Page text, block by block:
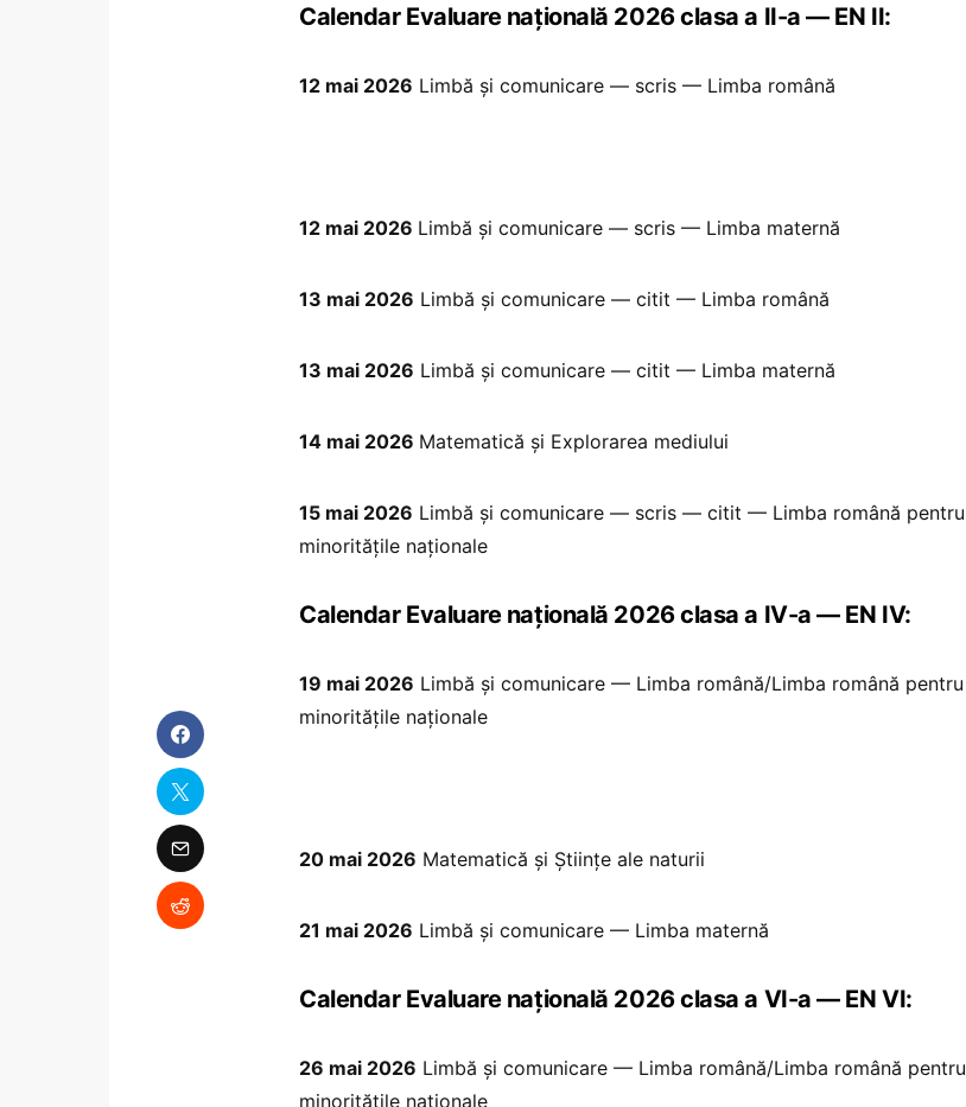
Calendar Evaluare națională 2026 clasa a II-a — EN II:
12 mai 2026 Limbă și comunicare — scris — Limba română
12 mai 2026 Limbă și comunicare — scris — Limba maternă
13 mai 2026 Limbă și comunicare — citit — Limba română
13 mai 2026 Limbă și comunicare — citit — Limba maternă
14 mai 2026 Matematică și Explorarea mediului
15 mai 2026 Limbă și comunicare — scris — citit — Limba română pentru
minoritățile naționale
Calendar Evaluare națională 2026 clasa a IV-a — EN IV:
19 mai 2026 Limbă și comunicare — Limba română/Limba română pentru
minoritățile naționale
20 mai 2026 Matematică și Științe ale naturii
21 mai 2026 Limbă și comunicare — Limba maternă
Calendar Evaluare națională 2026 clasa a VI-a — EN VI:
26 mai 2026 Limbă și comunicare — Limba română/Limba română pentru
minoritățile naționale